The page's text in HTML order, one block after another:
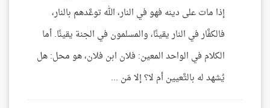
إذا مات على دينه فهو في النار، الله توعَّدهم بالنار،
فالكفَّار في النار يقينًا، والمسلمون في الجنة يقينًا. أما
الكلام في الواحد المعين: فلان ابن فلان، هو محل: هل
يُشهد له بالتَّعيين أم لا؟ إلا مَن ...